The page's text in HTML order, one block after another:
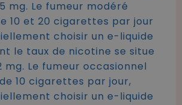
mg. Le fumeur modéré
10 et 20 cigarettes par jour
choisir un e-liquide
le taux de nicotine se situe
mg. Le fumeur occasionnel
10 cigarettes par jour,
choisir un e-liquide